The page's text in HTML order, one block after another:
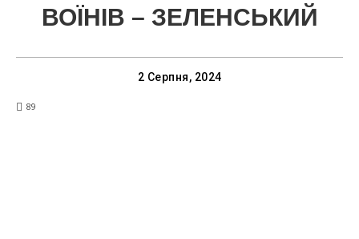
ВОЇНІВ – ЗЕЛЕНСЬКИЙ
2 Серпня, 2024
89